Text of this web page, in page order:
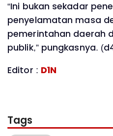
“Ini bukan sekadar
penyelamatan masa
pemerintahan daerah
publik,” pungkasnya.
Editor : D1N
Tags